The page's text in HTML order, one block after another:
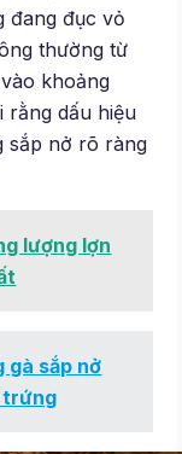
đang đục vỏ
thường từ
khoảng
rằng dấu hiệu
sắp nở rõ ràng
lượng lợn
gà sắp nở
trứng